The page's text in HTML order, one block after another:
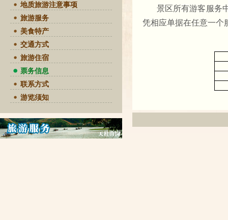
地质旅游注意事项
旅游服务
美食特产
交通方式
旅游住宿
票务信息
联系方式
游览须知
景区所有游客服务
凭相应单据在任意一个